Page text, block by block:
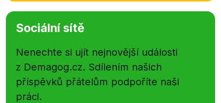
Sociální sítě
Nenechte si ujít nejnovější události
z Demagog.cz. Sdílením našich
příspěvků přátelům podpoříte naši
práci.